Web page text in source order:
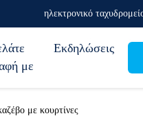
ηλεκτρονικό
με
Εκδηλώσεις
με κουρτίνες